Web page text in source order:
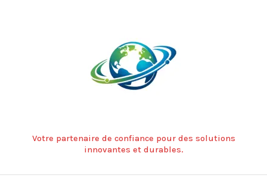
Votre partenaire de confiance pour des solutions
innovantes et durables.